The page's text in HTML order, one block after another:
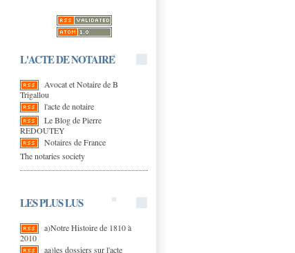
L'ACTE DE NOTAIRE
Avocat et Notaire de B
Trigallou
l'acte de notaire
Le Blog de Pierre
REDOUTEY
Notaires de France
The notaries society
LES PLUS LUS
a)Notre Histoire de 1810 à
2010
aa)les dossiers sur l'acte